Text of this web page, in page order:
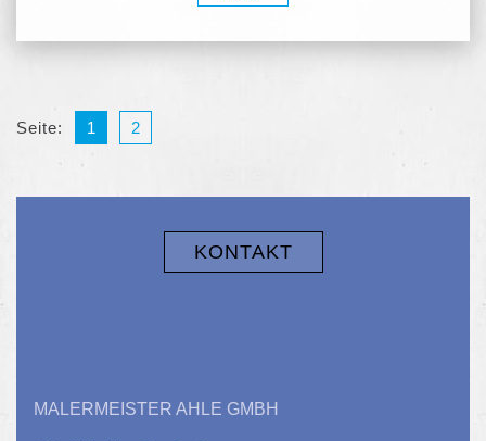
Seite: 1 2
KONTAKT
MALERMEISTER AHLE GMBH